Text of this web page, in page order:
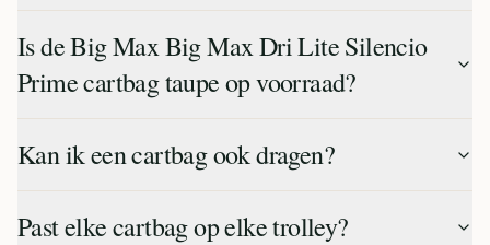
Is de Big Max Big Max Dri Lite Silencio
Prime cartbag taupe op voorraad?
Kan ik een cartbag ook dragen?
Past elke cartbag op elke trolley?